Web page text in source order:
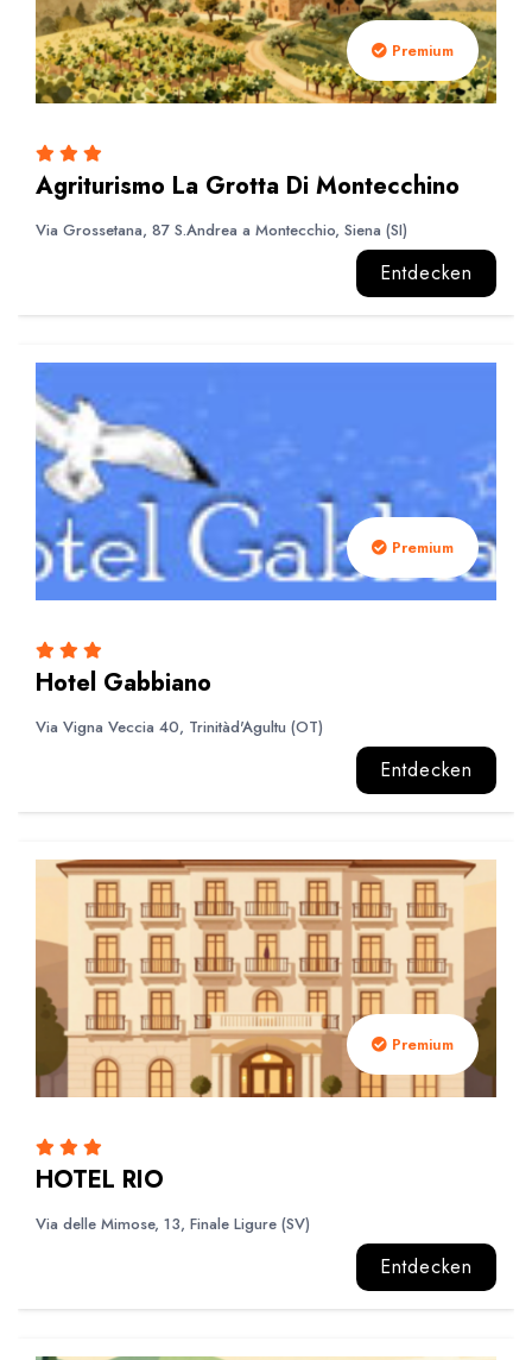
Premium
Agriturismo La Grotta Di Montecchino
Via Grossetana, 87 S.Andrea a Montecchio, Siena (SI)
Entdecken
Premium
Hotel Gabbiano
Via Vigna Veccia 40, Trinitàd'Agultu (OT)
Entdecken
Premium
HOTEL RIO
Via delle Mimose, 13, Finale Ligure (SV)
Entdecken